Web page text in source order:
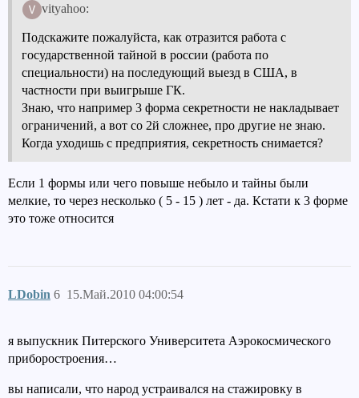
vityahoo:
Подскажите пожалуйста, как отразится работа с
государственной тайной в россии (работа по
специальности) на последующий выезд в США, в
частности при выигрыше ГК.
Знаю, что например 3 форма секретности не накладывает
ограничений, а вот со 2й сложнее, про другие не знаю.
Когда уходишь с предприятия, секретность снимается?
Если 1 формы или чего повыше небыло и тайны были
мелкие, то через несколько ( 5 - 15 ) лет - да. Кстати к 3 форме
это тоже относится
LDobin 15.Май.2010 04:00:54
6
я выпускник Питерского Университета Аэрокосмического
приборостроения…
вы написали, что народ устраивался на стажировку в